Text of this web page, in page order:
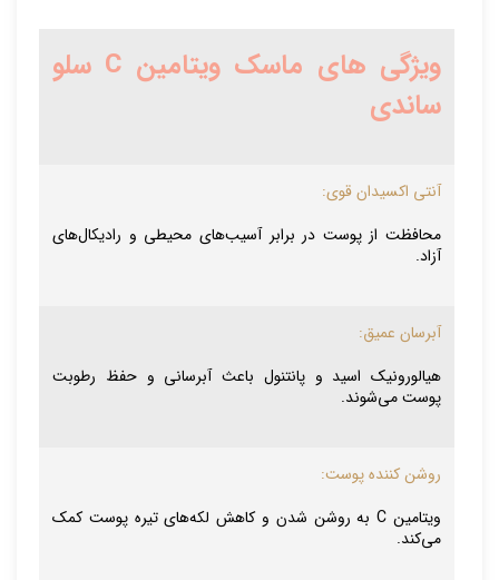
ویژگی های ماسک ویتامین C سلو
ساندی
آنتی اکسیدان قوی:
محافظت از پوست در برابر آسیب‌های محیطی و رادیکال‌های
آزاد.
آبرسان عمیق:
هیالورونیک اسید و پانتنول باعث آبرسانی و حفظ رطوبت
پوست می‌شوند.
روشن کننده پوست:
ویتامین C به روشن شدن و کاهش لکه‌های تیره پوست کمک
می‌کند.